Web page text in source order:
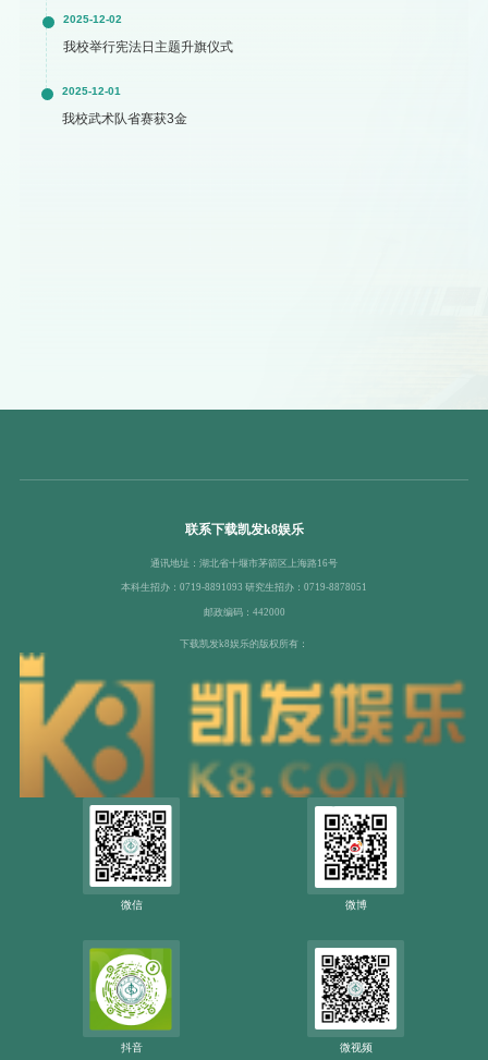
2025-12-02
我校举行宪法日主题升旗仪式
2025-12-01
我校武术队省赛获3金
联系下载凯发k8娱乐
通讯地址：湖北省十堰市茅箭区上海路16号
本科生招办：0719-8891093 研究生招办：0719-8878051
邮政编码：442000
下载凯发k8娱乐的版权所有：
微信 微博
抖音 微视频